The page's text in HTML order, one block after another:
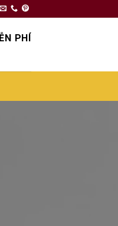
PHÍ